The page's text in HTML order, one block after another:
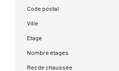
Code postal
Ville
Etage
Nombre étages
Rez de chaussée